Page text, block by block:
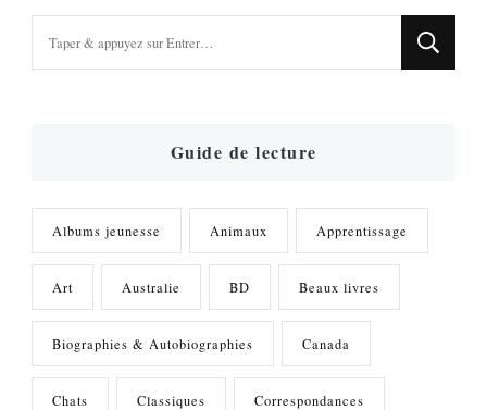
Guide de lecture
Albums jeunesse Animaux Apprentissage
Art Australie BD Beaux livres
Biographies & Autobiographies Canada
Chats Classiques Correspondances